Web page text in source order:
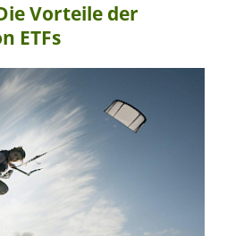
Vorteile der
ETFs